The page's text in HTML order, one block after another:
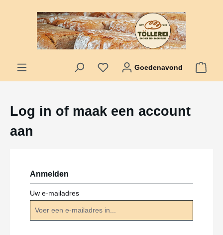
Goedenavond
Log in of maak een account
aan
Anmelden
Uw e-mailadres